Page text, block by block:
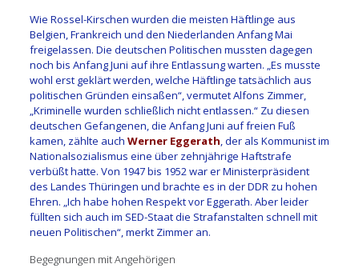
Wie Rossel-Kirschen wurden die meisten Häftlinge aus
Belgien, Frankreich und den Niederlanden Anfang Mai
freigelassen. Die deutschen Politischen mussten dagegen
noch bis Anfang Juni auf ihre Entlassung warten. „Es musste
wohl erst geklärt werden, welche Häftlinge tatsächlich aus
politischen Gründen einsaßen“, vermutet Alfons Zimmer,
„Kriminelle wurden schließlich nicht entlassen.“ Zu diesen
deutschen Gefangenen, die Anfang Juni auf freien Fuß
kamen, zählte auch Werner Eggerath , der als Kommunist im
Nationalsozialismus eine über zehnjährige Haftstrafe
verbüßt hatte. Von 1947 bis 1952 war er Ministerpräsident
des Landes Thüringen und brachte es in der DDR zu hohen
Ehren. „Ich habe hohen Respekt vor Eggerath. Aber leider
füllten sich auch im SED-Staat die Strafanstalten schnell mit
neuen Politischen“, merkt Zimmer an.
Begegnungen mit Angehörigen